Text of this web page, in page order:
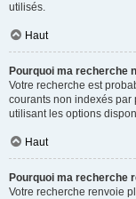
utilisés.
Haut
Pourquoi ma recherche
Votre recherche est
courants non indexés par
utilisant les options
Haut
Pourquoi ma recherche
Votre recherche renvoie